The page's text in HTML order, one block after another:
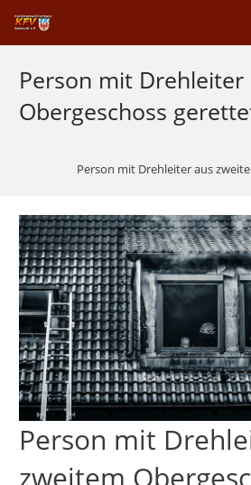
Person mit
Obergeschoss
Person mit Drehleiter aus
Person mit